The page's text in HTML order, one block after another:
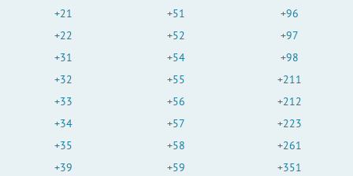
+21
+22
+31
+32
+33
+34
+35
+39
+51
+52
+54
+55
+56
+57
+58
+59
+96
+97
+98
+211
+212
+223
+261
+351